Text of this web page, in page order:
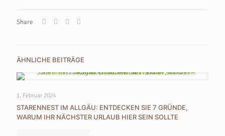
Share
ÄHNLICHE BEITRÄGE
1. Februar 2024
STARENNEST IM ALLGÄU: ENTDECKEN SIE 7 GRÜNDE,
WARUM IHR NÄCHSTER URLAUB HIER SEIN SOLLTE